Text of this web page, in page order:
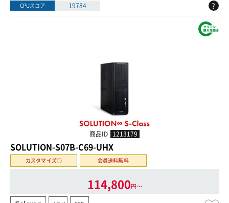
CPUスコア 19784 ?
商品ID 1213179
SOLUTION-S07B-C69-UHX
カスタマイズ○ 会員送料無料
114,800円〜